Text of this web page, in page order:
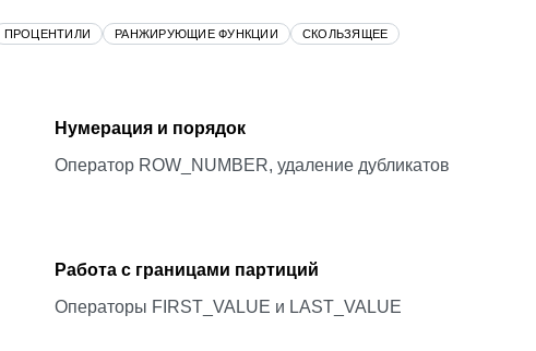
ПРОЦЕНТИЛИ РАНЖИРУЮЩИЕ ФУНКЦИИ СКОЛЬЗЯЩЕЕ
Нумерация и порядок
Оператор ROW_NUMBER, удаление дубликатов
Работа с границами партиций
Операторы FIRST_VALUE и LAST_VALUE